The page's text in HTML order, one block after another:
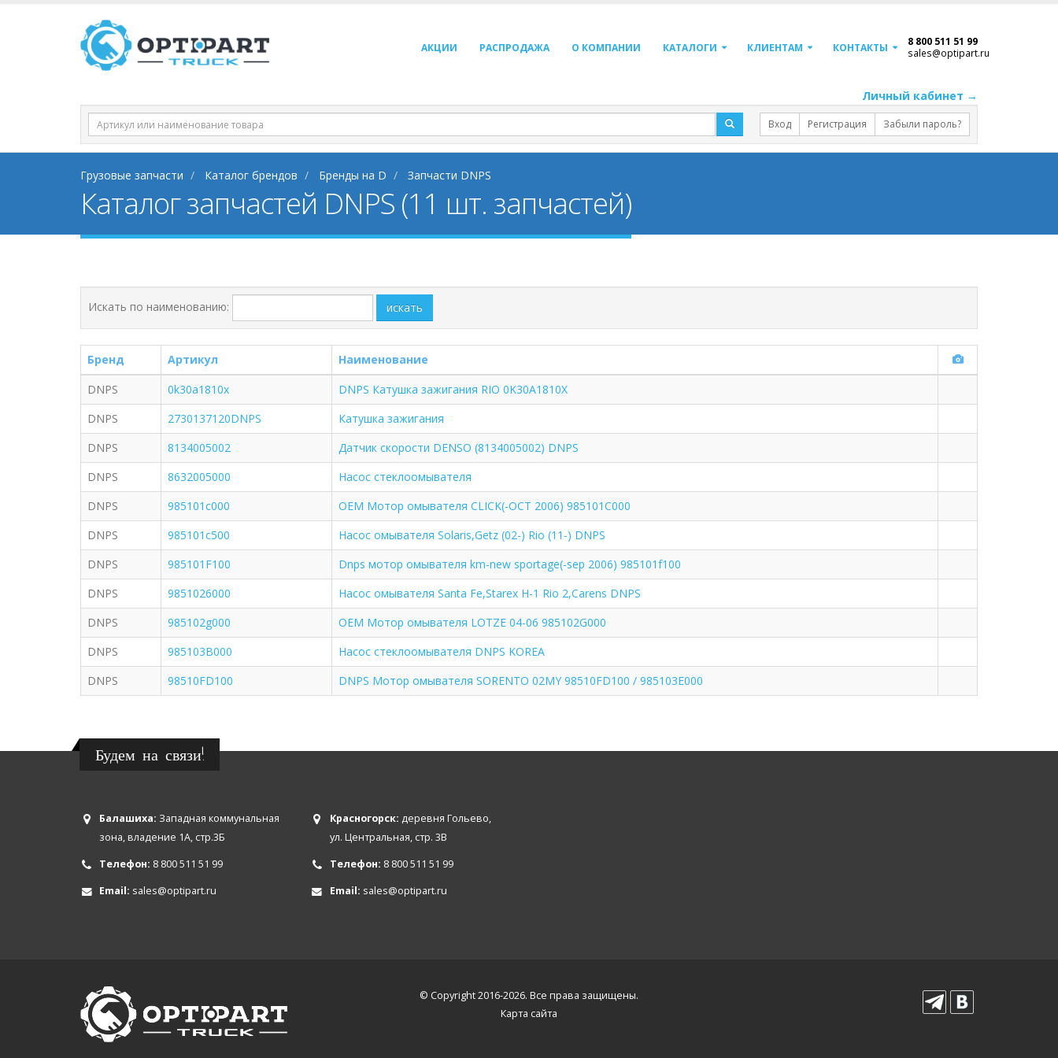
АКЦИИ РАСПРОДАЖА О КОМПАНИИ КАТАЛОГИ КЛИЕНТАМ КОНТАКТЫ 8 800 511 51 99
sales@optipart.ru
Личный кабинет →
Вход Регистрация Забыли пароль?
Грузовые запчасти Каталог брендов Бренды на D Запчасти DNPS
Каталог запчастей DNPS (11 шт. запчастей)
Искать по наименованию: искать
Бренд Артикул
Наименование
DNPS
0k30a1810x
DNPS Катушка зажигания RIO 0K30A1810X
DNPS
2730137120DNPS
Катушка зажигания
DNPS
8134005002
Датчик скорости DENSO (8134005002) DNPS
DNPS
8632005000
Насос стеклоомывателя
DNPS
985101c000
OEM Мотор омывателя CLICK(-OCT 2006) 985101C000
DNPS
985101c500
Насос омывателя Solaris,Getz (02-) Rio (11-) DNPS
DNPS
985101F100
Dnps мотор омывателя km-new sportage(-sep 2006) 985101f100
DNPS
9851026000
Насос омывателя Santa Fe,Starex H-1 Rio 2,Carens DNPS
DNPS
985102g000
OEM Мотор омывателя LOTZE 04-06 985102G000
DNPS
985103B000
Насос стеклоомывателя DNPS KOREA
DNPS
98510FD100 DNPS Мотор омывателя SORENTO 02MY 98510FD100 / 985103E000
Будем на связи!
Балашиха: Западная коммунальная
зона, владение 1А, стр.3Б
Телефон: 8 800 511 51 99
Email: sales@optipart.ru
Красногорск: деревня Гольево,
ул. Центральная, стр. 3В
Телефон: 8 800 511 51 99
Email: sales@optipart.ru
© Copyright 2016-2026. Все права защищены.
Карта сайта